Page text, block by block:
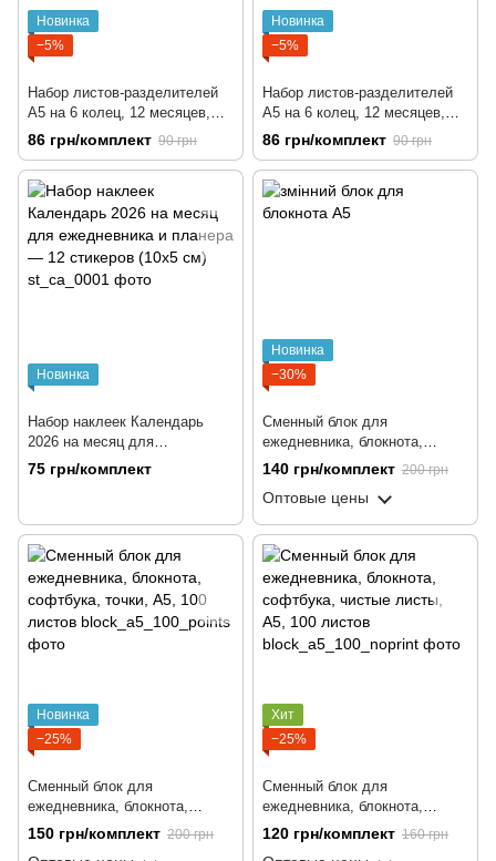
Новинка
−5%
Набор листов-разделителей
А5 на 6 колец, 12 месяцев,
салатовый, 160 г/м2
86 грн/комплект 90 грн
Новинка
−5%
Набор листов-разделителей
А5 на 6 колец, 12 месяцев,
салатовый, 160 г/м2
86 грн/комплект 90 грн
Новинка
Набор наклеек Календарь
2026 на месяц для
ежедневника и планера — 12
стикеров (10х5 см)
75 грн/комплект
Новинка
−30%
Сменный блок для
ежедневника, блокнота,
софтбука, цветочный фон,
А5, 100 листов
140 грн/комплект 200 грн
Оптовые цены
Новинка
−25%
Сменный блок для
ежедневника, блокнота,
софтбука, точки, А5, 100
листов
150 грн/комплект 200 грн
Хит
−25%
Сменный блок для
ежедневника, блокнота,
софтбука, чистые листы, А5,
100 листов
120 грн/комплект 160 грн